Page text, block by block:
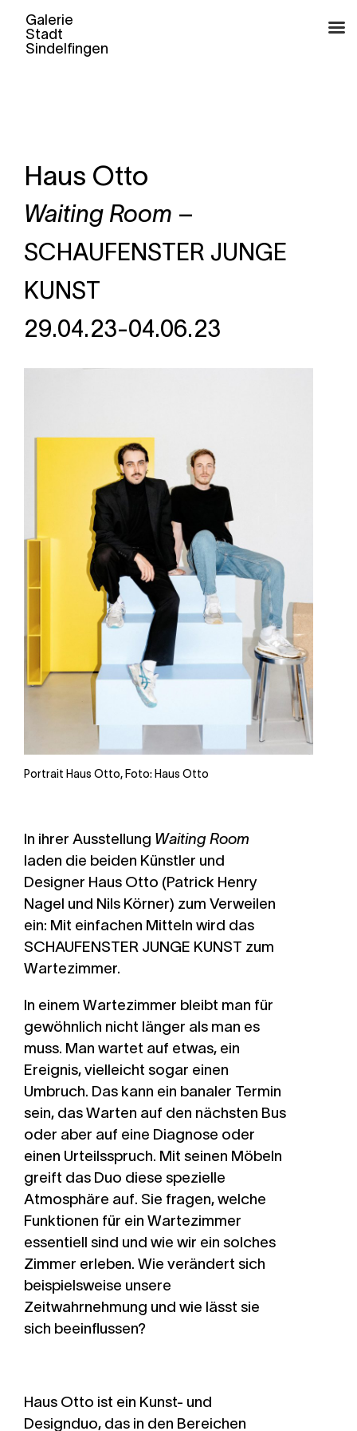
Zum
Haus Otto
Waiting Room –
SCHAUFENSTER JUNGE
KUNST
29.04.23-04.06.23
Portrait Haus Otto, Foto: Haus Otto
In ihrer Ausstellung Waiting Room
laden die beiden Künstler und
Designer Haus Otto (Patrick Henry
Nagel und Nils Körner) zum Verweilen
ein: Mit einfachen Mitteln wird das
SCHAUFENSTER JUNGE KUNST zum
Wartezimmer.
In einem Wartezimmer bleibt man für
gewöhnlich nicht länger als man es
muss. Man wartet auf etwas, ein
Ereignis, vielleicht sogar einen
Umbruch. Das kann ein banaler Termin
sein, das Warten auf den nächsten Bus
oder aber auf eine Diagnose oder
einen Urteilsspruch. Mit seinen Möbeln
greift das Duo diese spezielle
Atmosphäre auf. Sie fragen, welche
Funktionen für ein Wartezimmer
essentiell sind und wie wir ein solches
Zimmer erleben. Wie verändert sich
beispielsweise unsere
Zeitwahrnehmung und wie lässt sie
sich beeinflussen?
Haus Otto ist ein Kunst- und
Designduo, das in den Bereichen